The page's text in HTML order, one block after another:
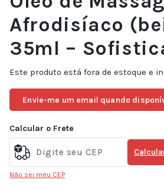
Afrodisíaco
35ml –
Este produto está fora de estoque e
Envie-me um email quando
Calcular o Frete
Não sei meu CEP